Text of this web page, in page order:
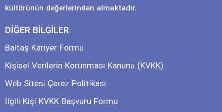
kültürünün değerlerinden almaktadır.
DİĞER BİLGİLER
Baltaş Kariyer Formu
Kişisel Verilerin Korunması Kanunu (KVKK)
Web Sitesi Çerez Politikası
İlgili Kişi KVKK Başvuru Formu